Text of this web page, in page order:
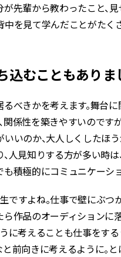
先輩から教わったこと、
を見て学んだことがた
込むこともありま
べきかを考えます。舞台
係性を築きやすいのです
いのか、大人しくしたほ
人見知りする方が多い時
積極的にコミュニケーシ
すよね。仕事で壁にぶつ
作品のオーディションに
に考えることも仕事をす
前向きに考えるように。